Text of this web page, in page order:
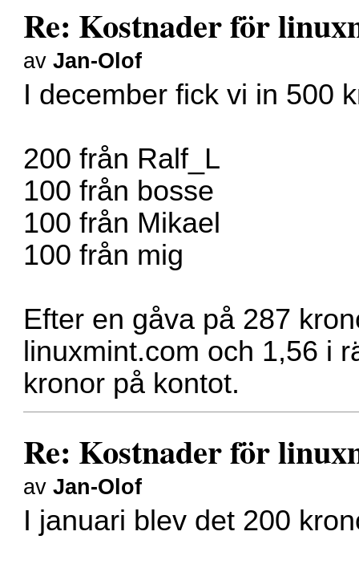
Re: Kostnader för
avJan-Olof
I december fick vi in 500
200 från Ralf_L
100 från bosse
100 från Mikael
100 från mig
Efter en gåva på 287
linuxmint.com och 1,56 i
kronor på kontot.
Re: Kostnader för
avJan-Olof
I januari blev det 200